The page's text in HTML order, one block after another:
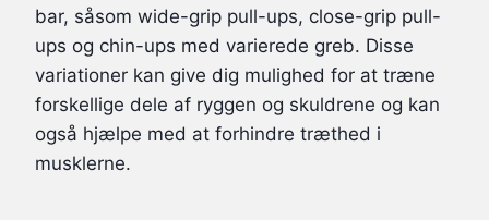
bar, såsom wide-grip pull-ups, close-grip pull-
ups og chin-ups med varierede greb. Disse
variationer kan give dig mulighed for at træne
forskellige dele af ryggen og skuldrene og kan
også hjælpe med at forhindre træthed i
musklerne.